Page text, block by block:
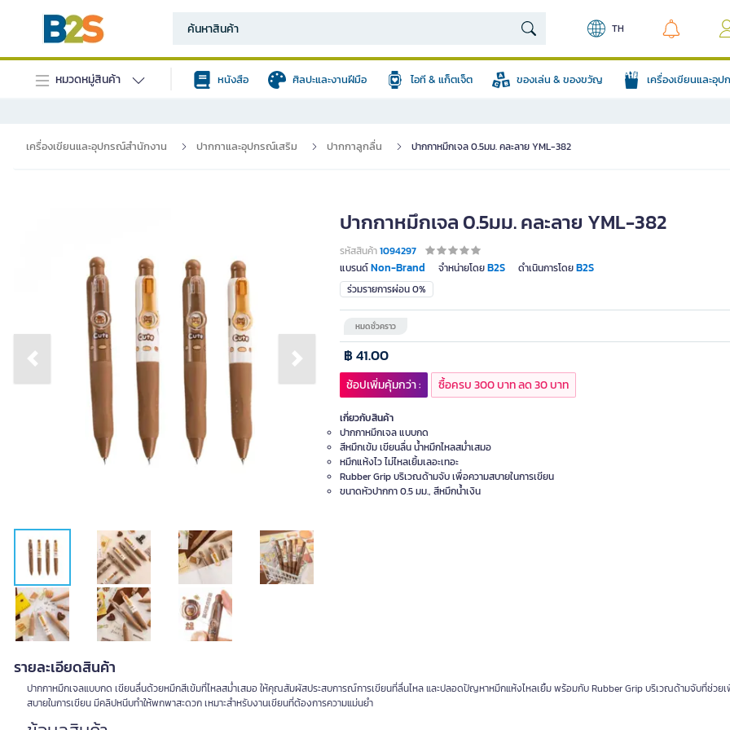
TH
หมวดหมู่สินค้า หนังสือ ศิลปะและงานฝีมือ ไอที & แก็ตเจ็ต ของเล่น & ของขวัญ เครื่องเขียนและอุ
เครื่องเขียนและอุปกรณ์สำนักงาน ปากกาและอุปกรณ์เสริม ปากกาลูกลื่น ปากกาหมึกเจล 0.5มม. คละลาย YML-382
Previous slide Next slide
ปากกาหมึกเจล 0.5มม. คละลาย YML-382
รหัสสินค้า1094297
แบรนด์Non-Brand จำหน่ายโดยB2S ดำเนินการโดยB2S
ร่วมรายการผ่อน 0%
หมดชั่วคราว
฿ 41.00
ช้อปเพิ่มคุ้มกว่า : ซื้อครบ 300 บาท ลด 30 บาท
เกี่ยวกับสินค้า
ปากกาหมึกเจล แบบกด
สีหมึกเข้ม เขียนลื่น น้ำหมึกไหลสม่ำเสมอ
หมึกแห้งไว ไม่ไหลเยิ้มเลอะเทอะ
Rubber Grip บริเวณด้ามจับ เพื่อความสบายในการเขียน
ขนาดหัวปากกา 0.5 มม., สีหมึกน้ำเงิน
รายละเอียดสินค้า
ปากกาหมึกเจลแบบกด เขียนลื่นด้วยหมึกสีเข้มที่ไหลสม่ำเสมอ ให้คุณสัมผัสประสบการณ์การเขียนที่ลื่นไหล และปลอดปัญหาหมึกแห้งไหลเยิ้ม พร้อมกับ Rubber Grip บริเวณด้ามจับที่ช่วย
สบายในการเขียน มีคลิปหนีบทำให้พกพาสะดวก เหมาะสำหรับงานเขียนที่ต้องการความแม่นยำ